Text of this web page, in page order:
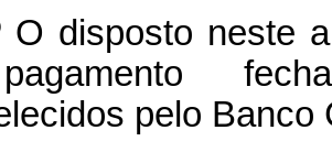
O disposto neste
pelo Banco